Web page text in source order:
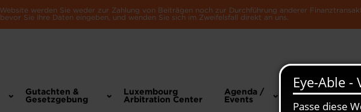
werden Sie weder zur Zahlung von Beiträgen noch zur Durchführung anderer
bevor Sie Ihre Daten eingeben, und wenden Sie sich im Zweifelsfall direkt an uns.
Suche
Gutachten &
Gesetzgebung
Luxembourg
Arbitration Center
Agenda /
Events
News &